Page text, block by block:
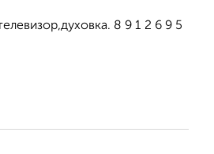
8 9 1 2 6 9 5